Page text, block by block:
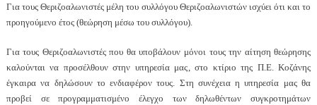
Για τους Θεριζοαλωνιστές μέλη του συλλόγου Θεριζοαλωνιστών ισχύει ότι και το
προηγούμενο έτος (θεώρηση μέσω του συλλόγου).
Για τους Θεριζοαλωνιστές που θα υποβάλουν μόνοι τους την αίτηση θεώρησης
καλούνται να προσέλθουν στην υπηρεσία μας, στο κτίριο της Π.Ε. Κοζάνης
έγκαιρα να δηλώσουν το ενδιαφέρον τους. Στη συνέχεια η υπηρεσία μας θα
προβεί σε προγραμματισμένο έλεγχο των δηλωθέντων συγκροτημάτων